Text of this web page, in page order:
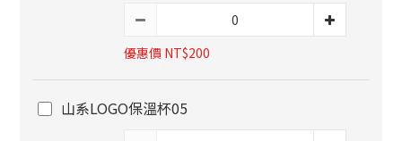
優惠價 NT$200
山系LOGO保溫杯05